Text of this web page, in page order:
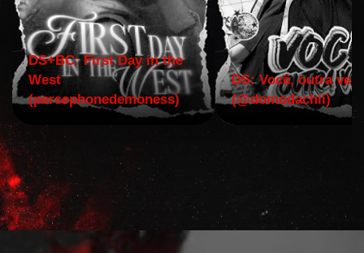
DS+BC: First Day in the
West
(persephonedemoness)
DS: Você, outra vez!
(@domodachii)